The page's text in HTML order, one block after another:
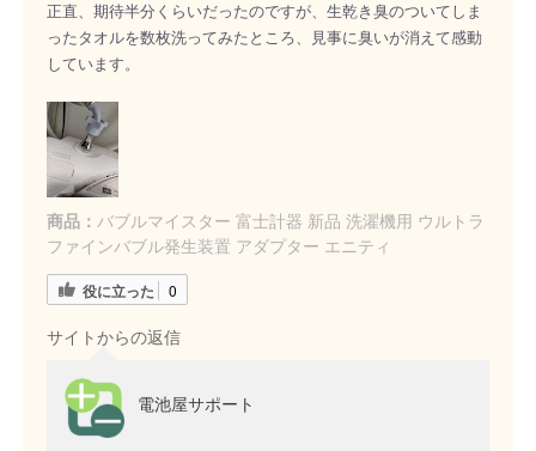
正直、期待半分くらいだったのですが、生乾き臭のついてしま
ったタオルを数枚洗ってみたところ、見事に臭いが消えて感動
しています。
商品： バブルマイスター 富士計器 新品 洗濯機用 ウルトラ
ファインバブル発生装置 アダプター エニティ
役に立った 0
サイトからの返信
電池屋サポート